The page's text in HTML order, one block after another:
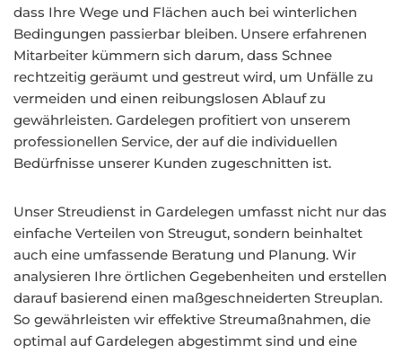
dass Ihre Wege und Flächen auch bei winterlichen
Bedingungen passierbar bleiben. Unsere erfahrenen
Mitarbeiter kümmern sich darum, dass Schnee
rechtzeitig geräumt und gestreut wird, um Unfälle zu
vermeiden und einen reibungslosen Ablauf zu
gewährleisten. Gardelegen profitiert von unserem
professionellen Service, der auf die individuellen
Bedürfnisse unserer Kunden zugeschnitten ist.
Unser Streudienst in Gardelegen umfasst nicht nur das
einfache Verteilen von Streugut, sondern beinhaltet
auch eine umfassende Beratung und Planung. Wir
analysieren Ihre örtlichen Gegebenheiten und erstellen
darauf basierend einen maßgeschneiderten Streuplan.
So gewährleisten wir effektive Streumaßnahmen, die
optimal auf Gardelegen abgestimmt sind und eine